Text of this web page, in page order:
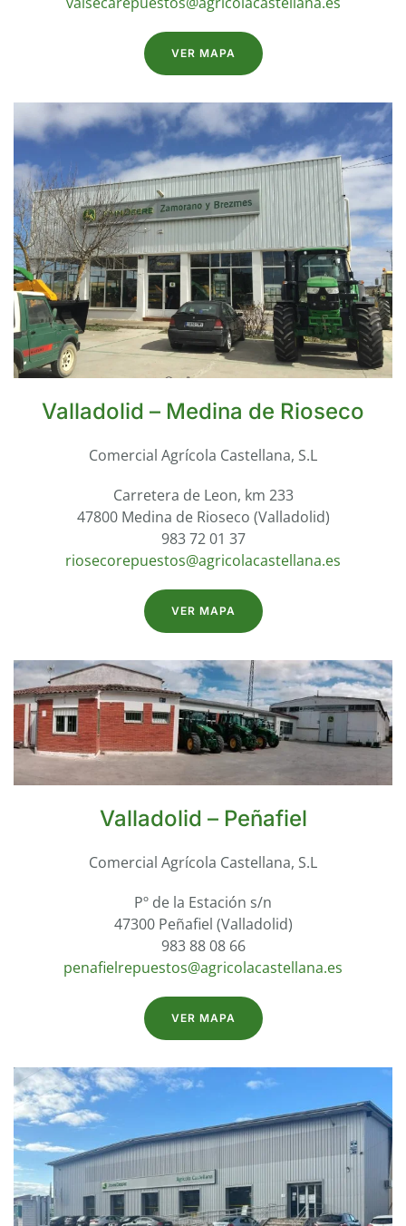
VER MAPA
Valladolid – Medina de Rioseco
Comercial Agrícola Castellana, S.L
Carretera de Leon, km 233
47800 Medina de Rioseco (Valladolid)
983 72 01 37
riosecorepuestos@agricolacastellana.es
VER MAPA
Valladolid – Peñafiel
Comercial Agrícola Castellana, S.L
Pº de la Estación s/n
47300 Peñafiel (Valladolid)
983 88 08 66
penafielrepuestos@agricolacastellana.es
VER MAPA